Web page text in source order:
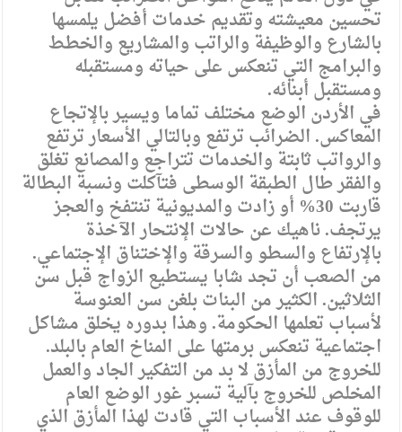
تحسين معيشته وتقديم خدمات أفضل يلمسها
بالشارع والوظيفة والراتب والمشاريع والخطط
والبرامج التي تنعكس على حياته ومستقبله
ومستقبل أبنائه.
في الأردن الوضع مختلف تماما ويسير بالإتجاع
المعاكس. الضرائب ترتفع وبالتالي الأسعار ترتفع
والرواتب ثابتة والخدمات تتراجع والمصانع تغلق
والفقر طال الطبقة الوسطى فتآكلت ونسبة البطالة
قاربت 30% أو زادت والمديونية تنتفخ والعجز
يرتجف. ناهيك عن حالات الإنتحار الآخذة
بالإرتفاع والسطو والسرقة والإختناق الإجتماعي.
من الصعب أن تجد شابا يستطيع الزواج قبل سن
الثلاثين. الكثير من البنات بلغن سن العنوسة
لأسباب تعلمها الحكومة. وهذا بدوره يخلق مشاكل
اجتماعية تنعكس برمتها على المناخ العام بالبلد.
للخروج من المأزق لا بد من التفكير الجاد والعمل
المخلص للخروج بآلية تسبر غور الوضع العام
للوقوف عند الأسباب التي قادت لهذا المأزق الذي